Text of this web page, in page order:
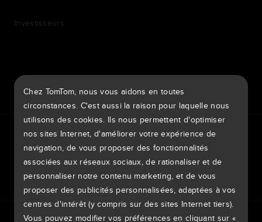
Investisseurs
9th item of footer
TomTom Traffic IndexTomTom Portail clients
TomTom Move PortalTomTom Suppliers
Chez TomTom, nous vous aidons en toutes
circonstances. C'est aussi la raison pour laquelle nous
utilisons des cookies. Ils nous permettent d'optimiser
nos sites Internet, d'améliorer votre expérience de
navigation, de vous proposer des fonctionnalités
associées aux réseaux sociaux, de rationaliser et de
personnaliser notre contenu marketing, et de vous
proposer des publicités personnalisées, adaptées à vos
centres d'intérêt (y compris sur des sites Internet tiers).
Vous pouvez modifier vos préférences en cliquant sur «